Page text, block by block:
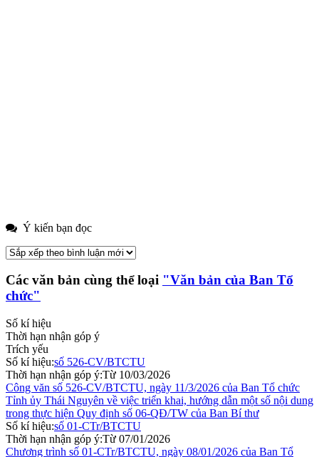
Ý kiến bạn đọc
Các văn bản cùng thể loại "Văn bản của Ban Tổ
chức"
Số kí hiệu
Thời hạn nhận góp ý
Trích yếu
Số kí hiệu:số 526-CV/BTCTU
Thời hạn nhận góp ý:Từ 10/03/2026
Công văn số 526-CV/BTCTU, ngày 11/3/2026 của Ban Tổ chức
Tỉnh ủy Thái Nguyên về việc triển khai, hướng dẫn một số nội dung
trong thực hiện Quy định số 06-QĐ/TW của Ban Bí thư
Số kí hiệu:số 01-CTr/BTCTU
Thời hạn nhận góp ý:Từ 07/01/2026
Chương trình số 01-CTr/BTCTU, ngày 08/01/2026 của Ban Tổ